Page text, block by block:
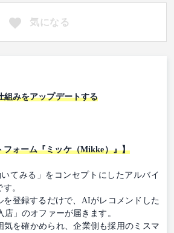
気になる
みをアップデートする
フォーム『ミッケ（Mikke）』】
いてみる」をコンセプトにしたアルバイ
。
を登録するだけで、AIがレコメンドした
店」のオファーが届きます。
気を確かめられ、企業側も採用のミスマ